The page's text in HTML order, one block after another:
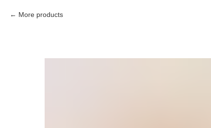
More products